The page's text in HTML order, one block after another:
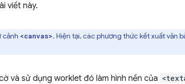
viết này.
cảnh <canvas>. Hiện tại, các phương thức kết xuất văn
và sử dụng worklet đó làm hình nền của